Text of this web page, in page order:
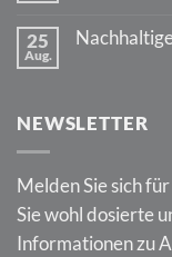
zu
104
25
Aug.
Kugelschreiber
NEWSLETTER
Melden Sie sich
Sie wohl dosierte
Informationen zu